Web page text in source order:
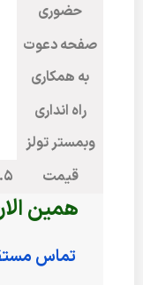
حضوری
صفحه دعوت
به همکاری
راه انداری
وبمستر تولز
قیمت
6.5
همین
تماس